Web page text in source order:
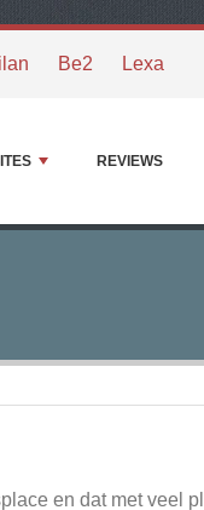
Be2 Lexa
REVIEWS
en dat met veel